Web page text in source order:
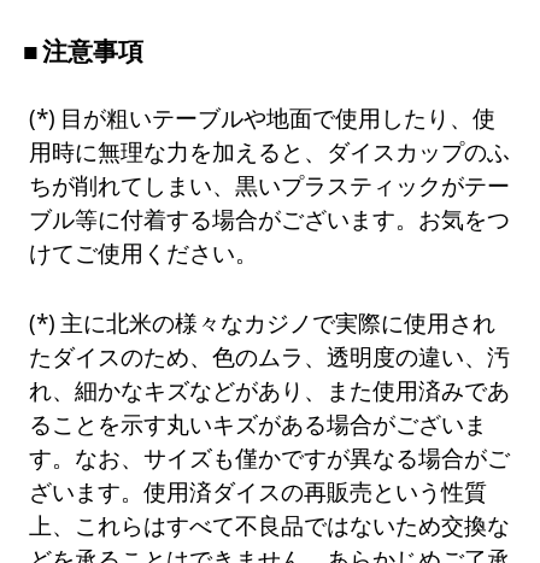
注意事項
目が粗いテーブルや地面で使用したり、使
用時に無理な力を加えると、ダイスカップのふ
ちが削れてしまい、黒いプラスティックがテー
ブル等に付着する場合がございます。お気をつ
けてご使用ください。
主に北米の様々なカジノで実際に使用され
たダイスのため、色のムラ、透明度の違い、汚
れ、細かなキズなどがあり、また使用済みであ
ることを示す丸いキズがある場合がございま
す。なお、サイズも僅かですが異なる場合がご
ざいます。使用済ダイスの再販売という性質
上、これらはすべて不良品ではないため交換な